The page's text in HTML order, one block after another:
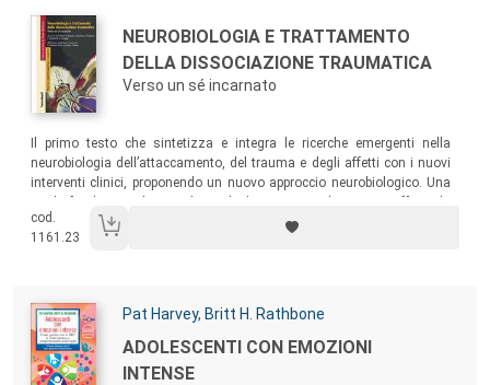
Autori:
Titolo:
NEUROBIOLOGIA E TRATTAMENTO
DELLA DISSOCIAZIONE TRAUMATICA
Verso un sé incarnato
Sommario:
Il primo testo che sintetizza e integra le ricerche emergenti nella
neurobiologia dell’attaccamento, del trauma e degli affetti con i nuovi
interventi clinici, proponendo un nuovo approccio neurobiologico. Una
dissociazione traumatica, che potranno così selezionare gli interventi
più appropriati per ottenere esiti positivi.
cod.
1161.23
Autori:
Pat Harvey, Britt H. Rathbone
Titolo:
ADOLESCENTI CON EMOZIONI
INTENSE